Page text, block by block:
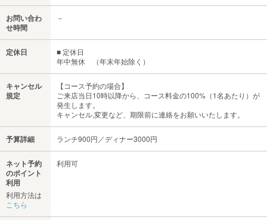
お問い合わ
せ時間
－
定休日
■ 定休日
年中無休 （年末年始除く）
キャンセル
規定
【コース予約の場合】
ご来店当日10時以降から、コース料金の100%（1名あたり）が
発生します。
キャンセル,変更など、期限前に連絡をお願いいたします。
予算詳細 ランチ900円／ディナー3000円
ネット予約
のポイント
利用
利用方法は
こちら
利用可